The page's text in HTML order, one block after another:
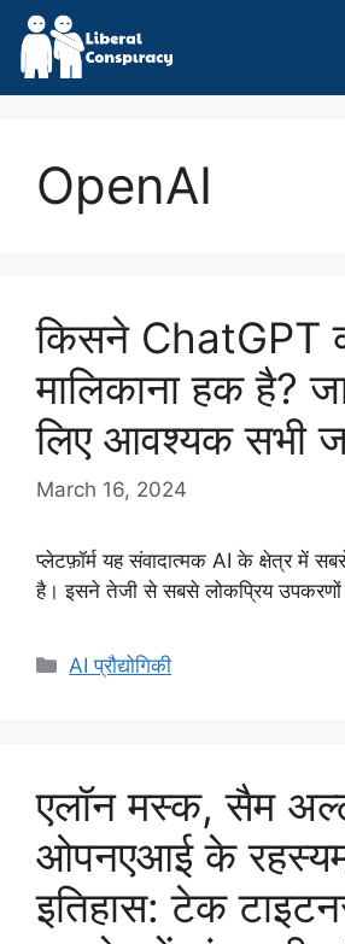
Skip
content
OpenAI
किसने ChatGPT
मालिकाना हक है?
लिए आवश्यक सभी
March 16, 2024
प्लेटफ़ॉर्म यह संवादात्मक AI के क्षेत्र में
है। इसने तेजी से सबसे लोकप्रिय
Categories
AI प्रौद्योगिकी
एलॉन मस्क, सैम
ओपनएआई के
इतिहास: टेक